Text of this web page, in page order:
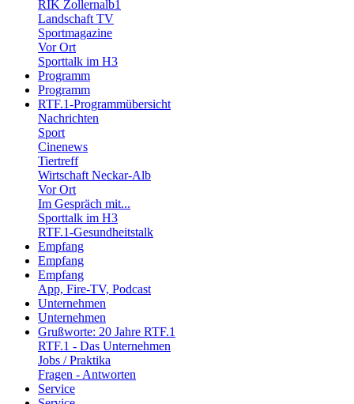
RIK Zollernalb1
Landschaft TV
Sportmagazine
Vor Ort
Sporttalk im H3
Programm
Programm
RTF.1-Programmübersicht
Nachrichten
Sport
Cinenews
Tiertreff
Wirtschaft Neckar-Alb
Vor Ort
Im Gespräch mit...
Sporttalk im H3
RTF.1-Gesundheitstalk
Empfang
Empfang
Empfang
App, Fire-TV, Podcast
Unternehmen
Unternehmen
Grußworte: 20 Jahre RTF.1
RTF.1 - Das Unternehmen
Jobs / Praktika
Fragen - Antworten
Service